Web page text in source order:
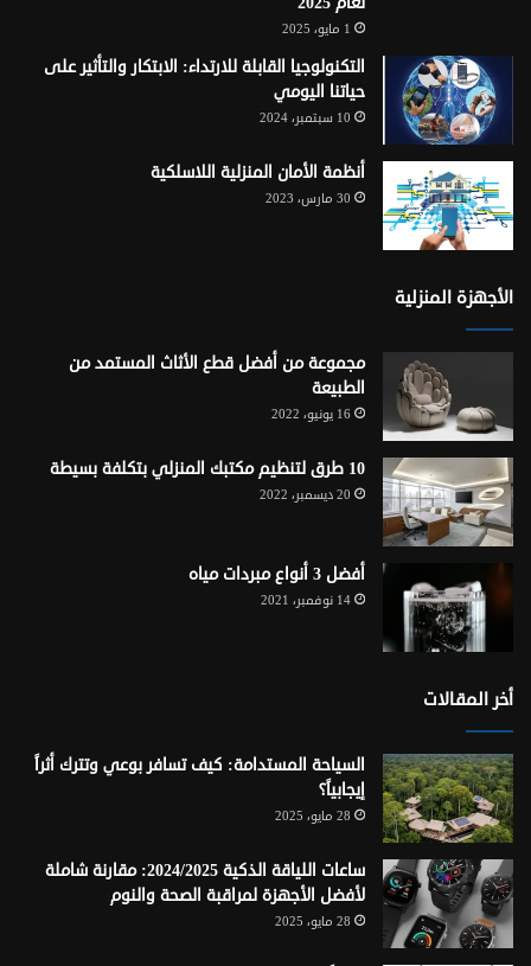
1 مايو، 2025
التكنولوجيا القابلة للارتداء: الابتكار والتأثير على
حياتنا اليومي
10 سبتمبر، 2024
أنظمة الأمان المنزلية اللاسلكية
30 مارس، 2023
الأجهزة المنزلية
مجموعة من أفضل قطع الأثاث المستمد من
الطبيعة
16 يونيو، 2022
10 طرق لتنظيم مكتبك المنزلي بتكلفة بسيطة
20 ديسمبر، 2022
أفضل 3 أنواع مبردات مياه
14 نوفمبر، 2021
أخر المقالات
السياحة المستدامة: كيف تسافر بوعي وتترك أثراً
إيجابياً؟
28 مايو، 2025
ساعات اللياقة الذكية 2024/2025: مقارنة شاملة
لأفضل الأجهزة لمراقبة الصحة والنوم
28 مايو، 2025